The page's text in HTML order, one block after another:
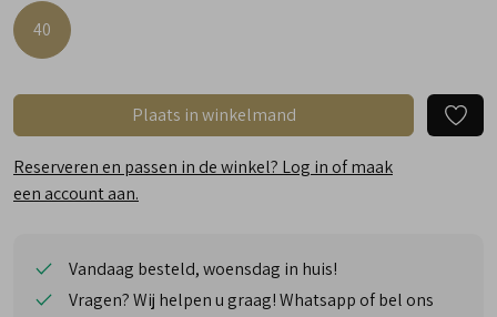
40
Plaats in winkelmand
Reserveren en passen in de winkel? Log in of maak
een account aan.
Vandaag besteld, woensdag in huis!
Vragen? Wij helpen u graag! Whatsapp of bel ons